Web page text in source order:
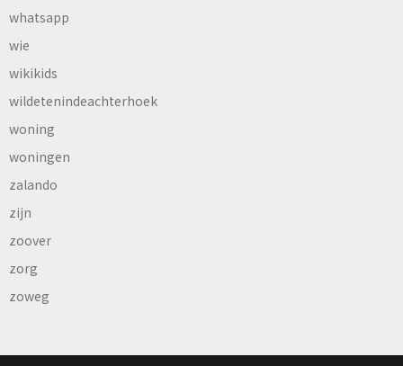
whatsapp
wie
wikikids
wildetenindeachterhoek
woning
woningen
zalando
zijn
zoover
zorg
zoweg